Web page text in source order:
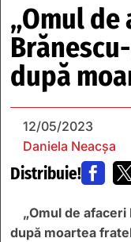
„Omul de
după
12/05/2023
Daniela Neacșa
Distribuie!  
„Omul de
după moartea